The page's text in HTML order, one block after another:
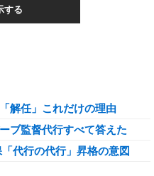
する
解任」これだけの理由
ブ監督代行すべて答えた
代行の代行」昇格の意図